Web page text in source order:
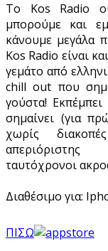
Το Kos Radio
μπορούμε και
κάνουμε μεγάλα
Kos Radio είναι
γεμάτο από
chill out που
γούστα!
σημαίνει (για
χωρίς
απεριόριστης
ταυτόχρονοι
Διαθέσιμο για:
ΠΙΣΩ